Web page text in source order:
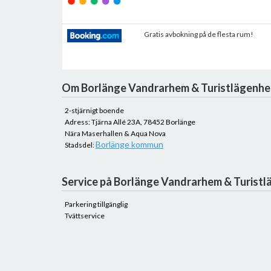
Gratis avbokning på de flesta rum!
Om Borlänge Vandrarhem &
2-stjärnigt boende
Adress: Tjärna Allé 23A, 78452 Borlänge
Nära Maserhallen & Aqua Nova
Stadsdel:Borlänge kommun
Service på Borlänge Vandrarhem &
Parkering tillgänglig
Tvättservice